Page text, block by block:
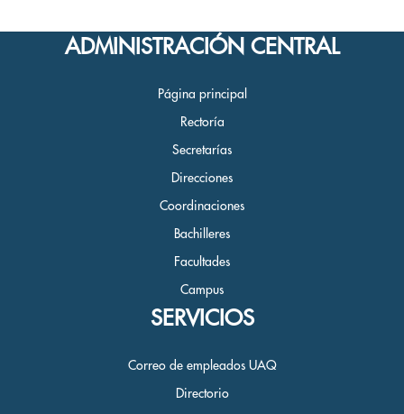
ADMINISTRACIÓN CENTRAL
Página principal
Rectoría
Secretarías
Direcciones
Coordinaciones
Bachilleres
Facultades
Campus
SERVICIOS
Correo de empleados UAQ
Directorio